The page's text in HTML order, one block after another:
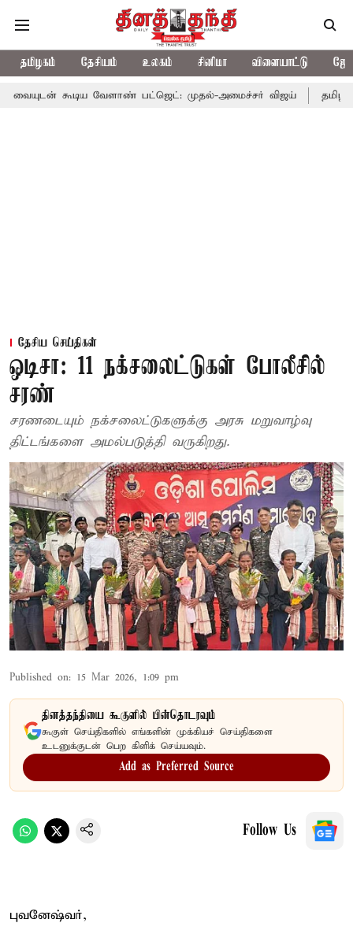
தமிழகம் தேசியம் உலகம் சினிமா விளையாட்டு
வேளாண் பட்ஜெட்: முதல்-அமைச்சர் விஜய் தமிழக அரசியலில்
தேசிய செய்திகள்
ஒடிசா: 11 நக்சலைட்டுகள் போலீசில்
சரண்
சரணடையும் நக்சலைட்டுகளுக்கு அரசு மறுவாழ்வு
திட்டங்களை அமல்படுத்தி வருகிறது.
Published on: 15 Mar 2026, 1:09 pm
தினத்தந்தியை கூகுளில் பின்தொடரவும்
கூகுள் செய்திகளில் எங்களின் முக்கியச் செய்திகளை
உடனுக்குடன் பெற கிளிக் செய்யவும்.
Add as Preferred Source
Follow Us
புவனேஷ்வர்,